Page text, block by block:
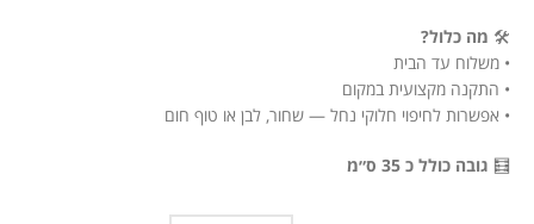
🛠️ מה כלול?
• משלוח עד הבית
• התקנה מקצועית במקום
• אפשרות לחיפוי חלוקי נחל — שחור, לבן או טוף חום
🧮 גובה כולל כ 35 ס״מ